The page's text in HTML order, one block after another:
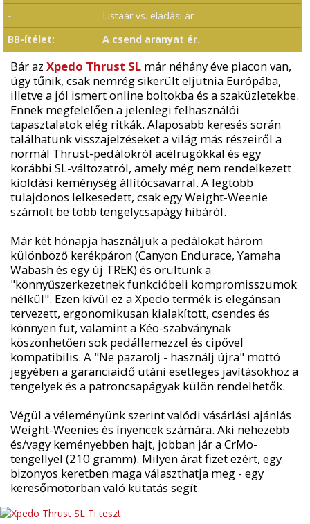
-
Listaár vs. eladási ár
BB-ítélet:
A csend aranyat ér.
Bár az Xpedo Thrust SLmár néhány éve piacon van,
úgy tűnik, csak nemrég sikerült eljutnia Európába,
illetve a jól ismert online boltokba és a szaküzletekbe.
Ennek megfelelően a jelenlegi felhasználói
tapasztalatok elég ritkák. Alaposabb keresés során
találhatunk visszajelzéseket a világ más részeiről a
normál Thrust-pedálokról acélrugókkal és egy
korábbi SL-változatról, amely még nem rendelkezett
kioldási keménység állítócsavarral. A legtöbb
tulajdonos lelkesedett, csak egy Weight-Weenie
számolt be több tengelycsapágy hibáról.
Már két hónapja használjuk a pedálokat három
különböző kerékpáron (Canyon Endurace, Yamaha
Wabash és egy új TREK) és örültünk a
"könnyűszerkezetnek funkcióbeli kompromisszumok
nélkül". Ezen kívül ez a Xpedo termék is elegánsan
tervezett, ergonomikusan kialakított, csendes és
könnyen fut, valamint a Kéo-szabványnak
köszönhetően sok pedállemezzel és cipővel
kompatibilis. A "Ne pazarolj - használj újra" mottó
jegyében a garanciaidő utáni esetleges javításokhoz a
tengelyek és a patroncsapágyak külön rendelhetők.
Végül a véleményünk szerint valódi vásárlási ajánlás
Weight-Weenies és ínyencek számára. Aki nehezebb
és/vagy keményebben hajt, jobban jár a CrMo-
tengellyel (210 gramm). Milyen árat fizet ezért, egy
bizonyos keretben maga választhatja meg - egy
keresőmotorban való kutatás segít.